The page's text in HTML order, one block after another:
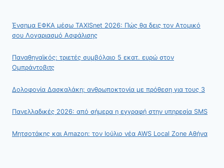
Ένσημα ΕΦΚΑ μέσω TAXISnet 2026: Πώς θα δεις τον Ατομικό
σου Λογαριασμό Ασφάλισης
Παναθηναϊκός: τριετές συμβόλαιο 5 εκατ. ευρώ στον
Ομπράντοβιτς
Δολοφονία Δασκαλάκη: ανθρωποκτονία με πρόθεση για τους 3
Πανελλαδικές 2026: από σήμερα η εγγραφή στην υπηρεσία SMS
Μητσοτάκης και Amazon: τον Ιούλιο νέα AWS Local Zone Αθήνα